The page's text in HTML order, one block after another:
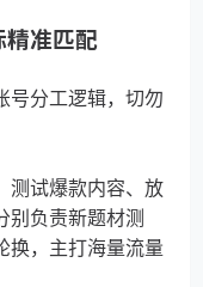
精准匹配
号分工逻辑，切勿
测试爆款内容、放
别负责新题材测
换，主打海量流量